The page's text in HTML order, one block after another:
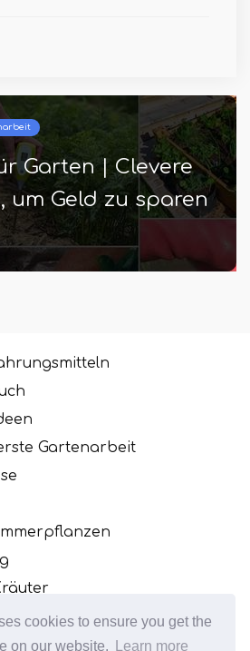
cookies to ensure you get the
on our website.
Learn more
Garten | Clevere
um Geld zu sparen
Gartenarbeit